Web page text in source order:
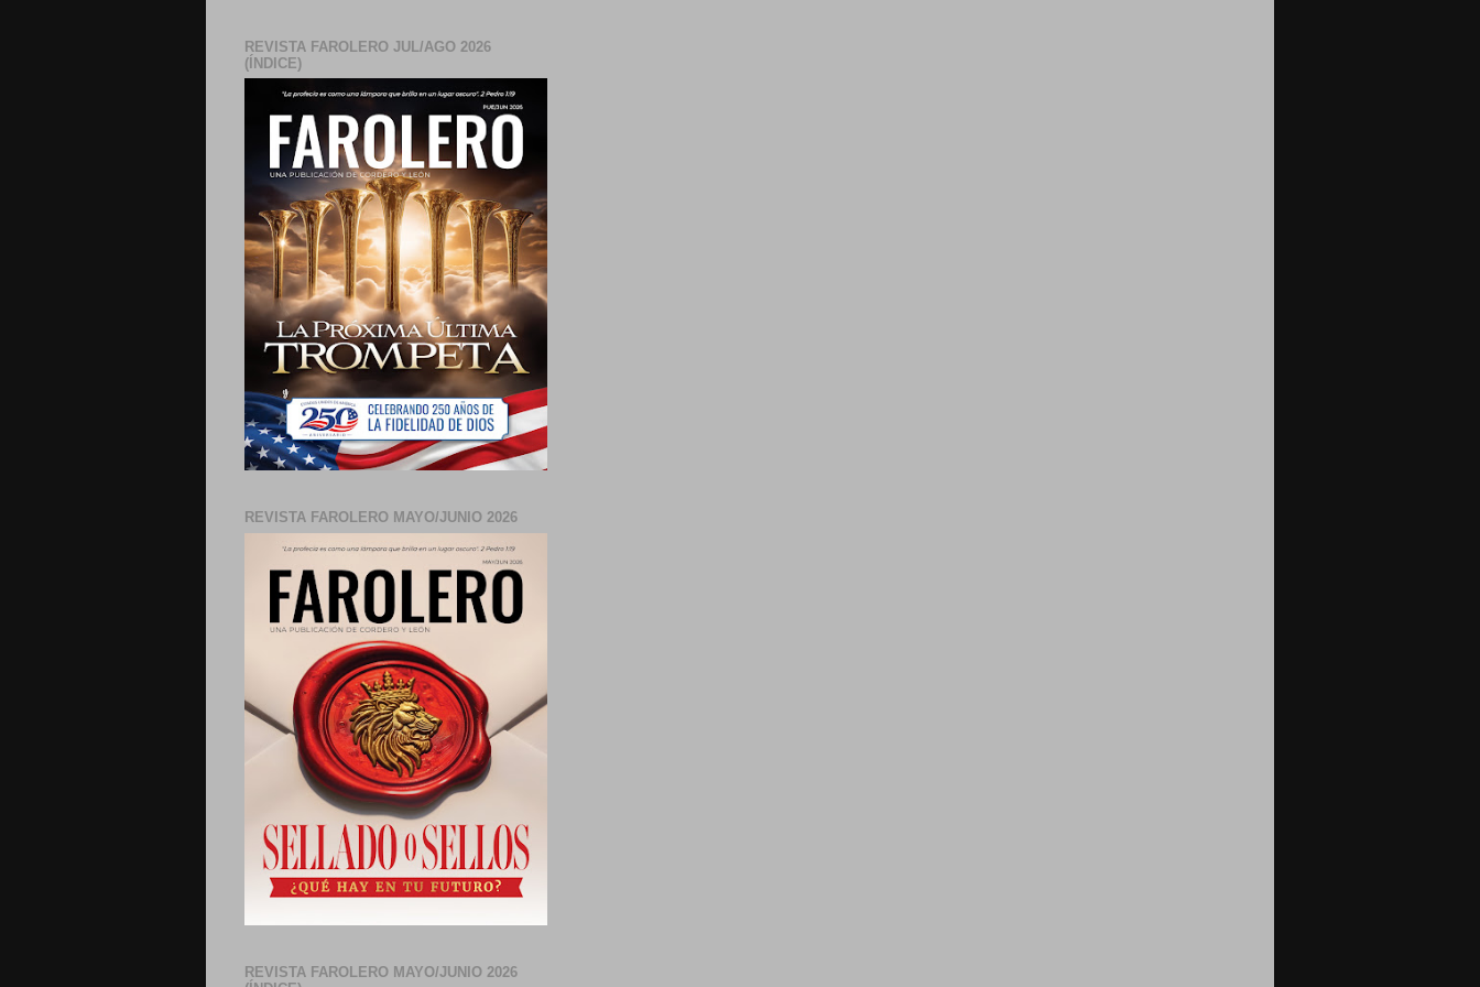
REVISTA FAROLERO JUL/AGO 2026
(ÍNDICE)
REVISTA FAROLERO MAYO/JUNIO 2026
REVISTA FAROLERO MAYO/JUNIO 2026